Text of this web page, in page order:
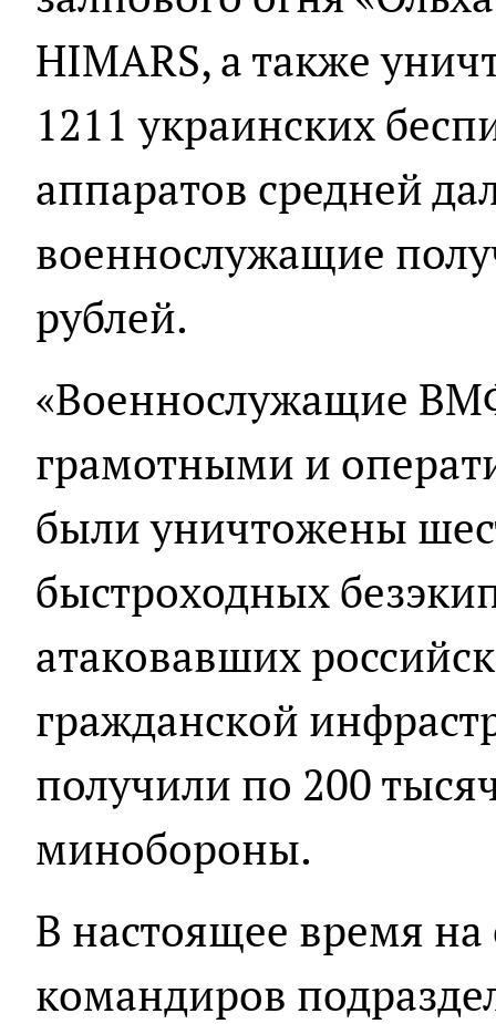
HIMARS, а также
1211 украинских
аппаратов средней
военнослужащие
рублей.
«Военнослужащие
грамотными и
были уничтожены
быстроходных
атаковавших
гражданской
получили по 200
минобороны.
В настоящее время на
командиров